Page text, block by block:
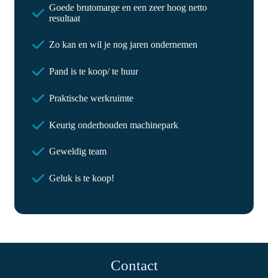
Goede brutomarge en een zeer hoog netto
resultaat
Zo kan en wil je nog jaren ondernemen
Pand is te koop/ te huur
Praktische werkruimte
Keurig onderhouden machinepark
Geweldig team
Geluk is te koop!
Contact